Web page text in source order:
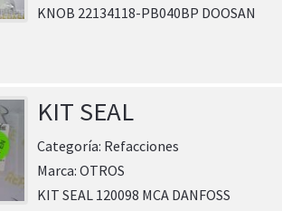
KNOB 22134118-PB040BP DOOSAN
KIT SEAL
Categoría: Refacciones
Marca: OTROS
KIT SEAL 120098 MCA DANFOSS